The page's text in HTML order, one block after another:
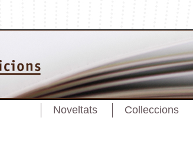
Noveltats Colleccions